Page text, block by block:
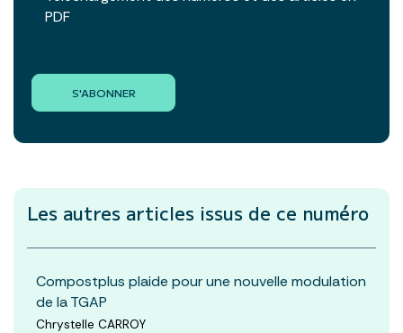
PDF
S'ABONNER
Les autres articles issus de ce numéro
Compostplus plaide pour une nouvelle modulation
de la TGAP
Chrystelle CARROY